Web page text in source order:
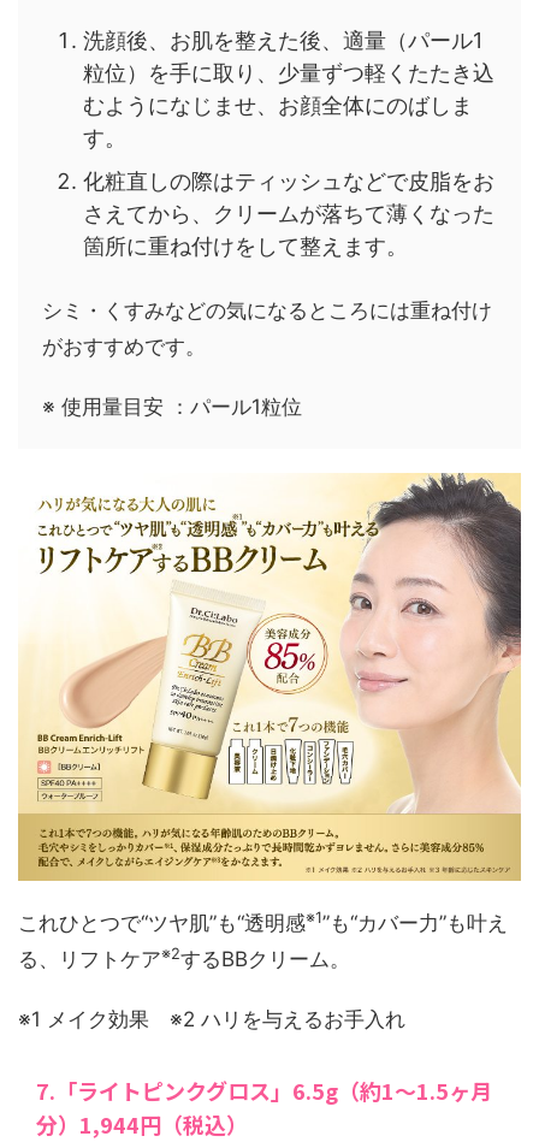
洗顔後、お肌を整えた後、適量（パール1
粒位）を手に取り、少量ずつ軽くたたき込
むようになじませ、お顔全体にのばしま
す。
化粧直しの際はティッシュなどで皮脂をお
さえてから、クリームが落ちて薄くなった
箇所に重ね付けをして整えます。
シミ・くすみなどの気になるところには重ね付け
がおすすめです。
※ 使用量目安 ：パール1粒位
これひとつで“ツヤ肌”も“透明感※1”も“カバー力”も叶え
る、リフトケア※2するBBクリーム。
※1 メイク効果 ※2 ハリを与えるお手入れ
7.「ライトピンクグロス」6.5g（約1～1.5ヶ月
分）1,944円（税込）